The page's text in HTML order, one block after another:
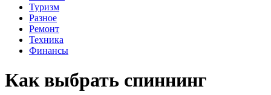
Туризм
Разное
Ремонт
Техника
Финансы
Как выбрать спиннинг